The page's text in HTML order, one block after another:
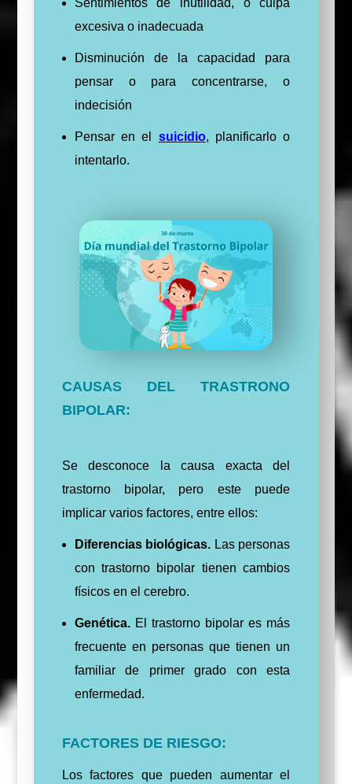
Sentimientos de inutilidad, o culpa
excesiva o inadecuada
Disminución de la capacidad para
pensar o para concentrarse, o
indecisión
Pensar en el suicidio, planificarlo o
intentarlo.
CAUSAS DEL TRASTRONO
BIPOLAR:
Se desconoce la causa exacta del
trastorno bipolar, pero este puede
implicar varios factores, entre ellos:
Diferencias biológicas. Las personas
con trastorno bipolar tienen cambios
físicos en el cerebro.
Genética.El trastorno bipolar es más
frecuente en personas que tienen un
familiar de primer grado con esta
enfermedad.
FACTORES DE RIESGO:
Los factores que pueden aumentar el